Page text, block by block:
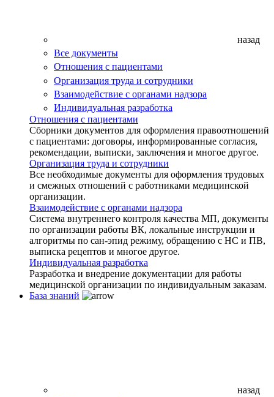
назад
Все документы
Отношения с пациентами
Организация труда и сотрудники
Взаимодействие с органами надзора
Индивидуальная разработка
Отношения с пациентами
Сборники документов для оформления правоотношений
с пациентами: договоры, информированные согласия,
рекомендации, выписки, заключения и многое другое.
Организация труда и сотрудники
Все необходимые документы для оформления трудовых
и смежных отношений с работниками медицинской
организации.
Взаимодействие с органами надзора
Система внутреннего контроля качества МП, документы
по организации работы ВК, локальные инструкции и
алгоритмы по сан-эпид режиму, обращению с НС и ПВ,
выписка рецептов и многое другое.
Индивидуальная разработка
Разработка и внедрение документации для работы
медицинской организации по индивидуальным заказам.
База знаний
назад